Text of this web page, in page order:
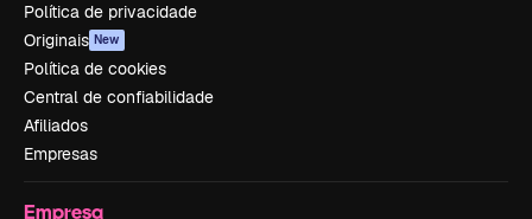
Política de privacidade
Originais New
Política de cookies
Central de confiabilidade
Afiliados
Empresas
Empresa